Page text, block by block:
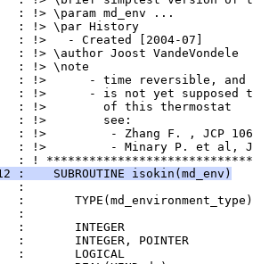
: !> \param md_env ...
: !> \par History
: !>   - Created [2004-07]
: !> \author Joost VandeVondele
: !> \note
: !>      - time reversible,
: !>      - is not yet supposed
: !>        of this thermostat
: !>        see:
: !>         - Zhang F. , JCP
: !>         - Minary P. et al,
: !
:    SUBROUTINE isokin(md_env)
:
:
:
:       INTEGER
:       INTEGER, POINTER
:       LOGICAL